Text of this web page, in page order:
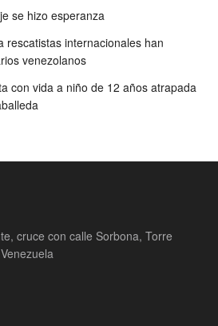
se hizo esperanza
rescatistas internacionales han
venezolanos
con vida a niño de 12 años atrapada
cruce con calle Sorbona, Torre